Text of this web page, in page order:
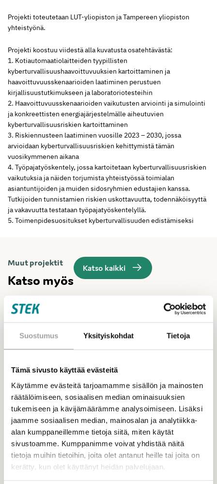
Suostumus Yksityiskohdat Tietoja
Tämä sivusto käyttää evästeitä
Käytämme evästeitä tarjoamamme sisällön ja mainosten
räätälöimiseen, sosiaalisen median ominaisuuksien
tukemiseen ja kävijämäärämme analysoimiseen. Lisäksi
jaamme sosiaalisen median, mainosalan ja analytiikka-
alan kumppaneillemme tietoja siitä, miten käytät
sivustoamme. Kumppanimme voivat yhdistää näitä
tietoja muihin tietoihin, joita olet antanut heille tai joita on
kerätty, kun olet käyttänyt heidän palvelujaan.
Projekti toteutetaan LUT-yliopiston ja Tampereen yliopiston
yhteistyönä.
Projekti koostuu viidestä alla kuvatusta osatehtävästä:
1. Kotiautomaatiolaitteiden tyypillisten
kyberturvallisuushaavoittuvuuksien kartoittaminen ja
haavoittuvuusskenaarioiden laatiminen perustuen
kirjallisuustutkimukseen ja laboratoriotesteihin
2. Haavoittuvuusskenaarioiden vaikutusten arviointi ja simulointi
ja konkreettisten energiajärjestelmälle aiheutuvien
kyberturvallisuusriskien kartoittaminen
3. Riskiennusteen laatiminen vuosille 2023 – 2030, jossa
arvioidaan kyberturvallisuusriskien kehittymistä tämän
vuosikymmenen aikana
4. Työpajatyöskentely, jossa kartoitetaan kyberturvallisuusriskien
vaikutuksia ja näiden torjumista yhteistyössä toimialan
asiantuntijoiden ja muiden sidosryhmien edustajien kanssa.
Tutkijoiden tunnistamien riskien uskottavuutta, todennäköisyyttä
ja vakavuutta testataan työpajatyöskentelyllä.
5. Toimenpidesuositukset kyberturvallisuuden edistämiseksi
Muut projektit
Katso myös
Katso kaikki
Projektit